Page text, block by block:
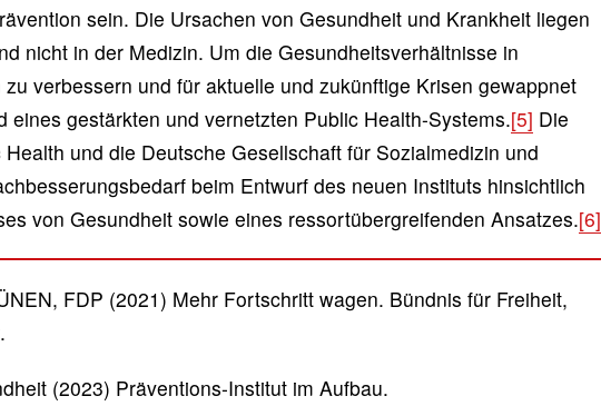
sein. Die Ursachen von Gesundheit und Krankheit liegen
nicht in der Medizin. Um die Gesundheitsverhältnisse in
verbessern und für aktuelle und zukünftige Krisen gewappnet
eines gestärkten und vernetzten Public Health-Systems.[5] Die
und die Deutsche Gesellschaft für Sozialmedizin und
beim Entwurf des neuen Instituts hinsichtlich
von Gesundheit sowie eines ressortübergreifenden Ansatzes.[6]
FDP (2021) Mehr Fortschritt wagen. Bündnis für Freiheit,
(2023) Präventions-Institut im Aufbau.